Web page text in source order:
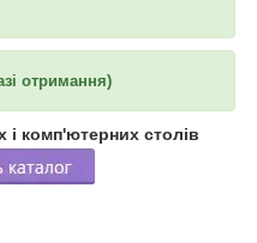
отримання)
комп'ютерних столів